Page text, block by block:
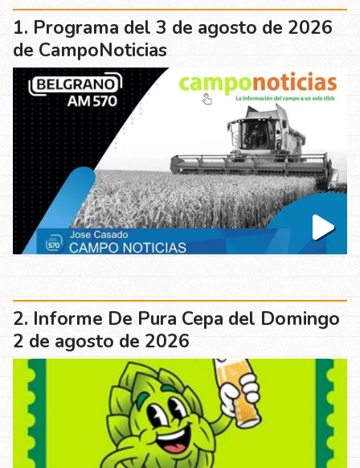
Programa del 3 de agosto de 2026
de CampoNoticias
Informe De Pura Cepa del Domingo
2 de agosto de 2026